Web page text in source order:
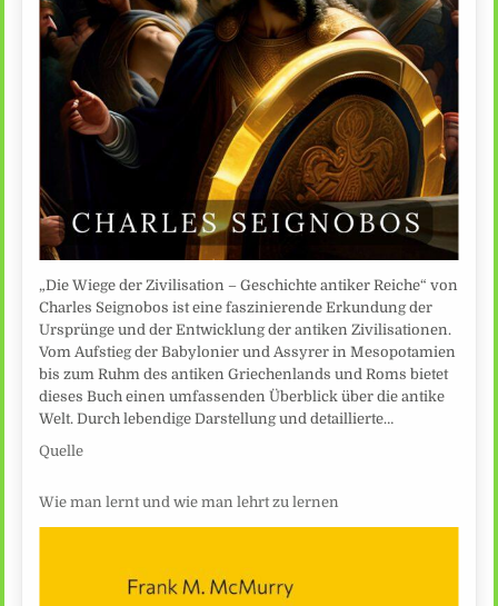
„Die Wiege der Zivilisation – Geschichte antiker Reiche“ von
Charles Seignobos ist eine faszinierende Erkundung der
Ursprünge und der Entwicklung der antiken Zivilisationen.
Vom Aufstieg der Babylonier und Assyrer in Mesopotamien
bis zum Ruhm des antiken Griechenlands und Roms bietet
dieses Buch einen umfassenden Überblick über die antike
Welt. Durch lebendige Darstellung und detaillierte…
Quelle
Wie man lernt und wie man lehrt zu lernen